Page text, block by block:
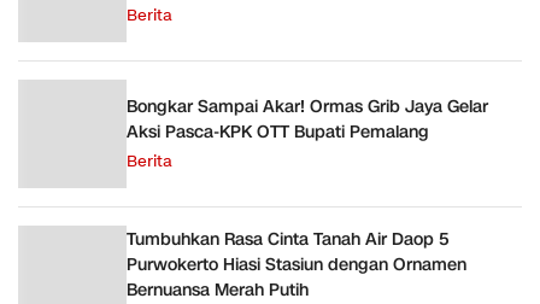
Berita
Bongkar Sampai Akar! Ormas Grib Jaya Gelar
Aksi Pasca-KPK OTT Bupati Pemalang
Berita
Tumbuhkan Rasa Cinta Tanah Air Daop 5
Purwokerto Hiasi Stasiun dengan Ornamen
Bernuansa Merah Putih